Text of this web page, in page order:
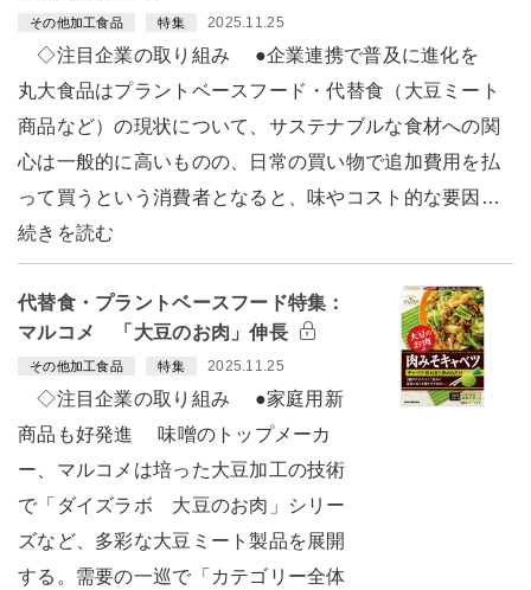
その他加工食品 特集 2025.11.25
◇注目企業の取り組み ●企業連携で普及に進化を
丸大食品はプラントベースフード・代替食（大豆ミート
商品など）の現状について、サステナブルな食材への関
心は一般的に高いものの、日常の買い物で追加費用を払
って買うという消費者となると、味やコスト的な要因…
続きを読む
代替食・プラントベースフード特集：
マルコメ 「大豆のお肉」伸長
その他加工食品 特集 2025.11.25
◇注目企業の取り組み ●家庭用新
商品も好発進 味噌のトップメーカ
ー、マルコメは培った大豆加工の技術
で「ダイズラボ 大豆のお肉」シリー
ズなど、多彩な大豆ミート製品を展開
する。需要の一巡で「カテゴリー全体